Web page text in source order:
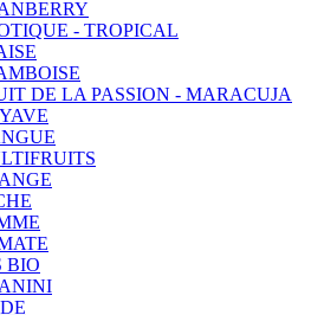
- TROPICAL
DE LA PASSION - MARACUJA
BIO